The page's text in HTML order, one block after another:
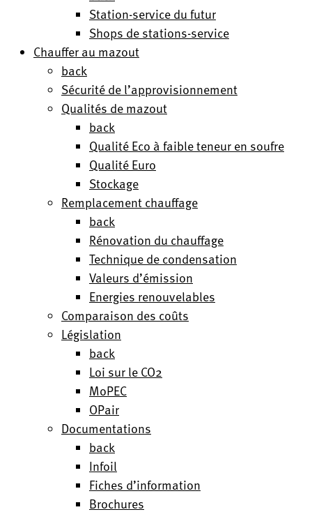
Station-service du futur
Shops de stations-service
Chauffer au mazout
back
Sécurité de l’approvisionnement
Qualités de mazout
back
Qualité Eco à faible teneur en soufre
Qualité Euro
Stockage
Remplacement chauffage
back
Rénovation du chauffage
Technique de condensation
Valeurs d’émission
Energies renouvelables
Comparaison des coûts
Législation
back
Loi sur le CO2
MoPEC
OPair
Documentations
back
Infoil
Fiches d’information
Brochures